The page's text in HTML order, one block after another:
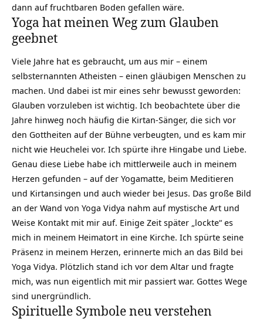
dann auf fruchtbaren Boden gefallen wäre.
Yoga hat meinen Weg zum Glauben
geebnet
Viele Jahre hat es gebraucht, um aus mir – einem
selbsternannten Atheisten – einen gläubigen Menschen zu
machen. Und dabei ist mir eines sehr bewusst geworden:
Glauben vorzuleben ist wichtig. Ich beobachtete über die
Jahre hinweg noch häufig die Kirtan-Sänger, die sich vor
den Gottheiten auf der Bühne verbeugten, und es kam mir
nicht wie Heuchelei vor. Ich spürte ihre Hingabe und Liebe.
Genau diese Liebe habe ich mittlerweile auch in meinem
Herzen gefunden – auf der Yogamatte, beim Meditieren
und Kirtansingen und auch wieder bei Jesus. Das große Bild
an der Wand von Yoga Vidya nahm auf mystische Art und
Weise Kontakt mit mir auf. Einige Zeit später „lockte“ es
mich in meinem Heimatort in eine Kirche. Ich spürte seine
Präsenz in meinem Herzen, erinnerte mich an das Bild bei
Yoga Vidya. Plötzlich stand ich vor dem Altar und fragte
mich, was nun eigentlich mit mir passiert war. Gottes Wege
sind unergründlich.
Spirituelle Symbole neu verstehen